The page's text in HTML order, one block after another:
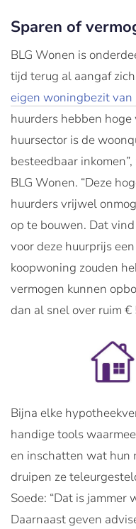
Sparen of
BLG Wonen is
tijd terug al aangaf
eigen woningbezit van
huurders hebben
huursector is de
besteedbaar
BLG Wonen. “Deze
huurders vrijwel
op te bouwen. Dat
voor deze huurprijs
koopwoning zouden
vermogen kunnen
dan al snel over ruim €
Bijna elke
handige tools
en inschatten wat hun
druipen ze
Soede: “Dat is
Daarnaast geven